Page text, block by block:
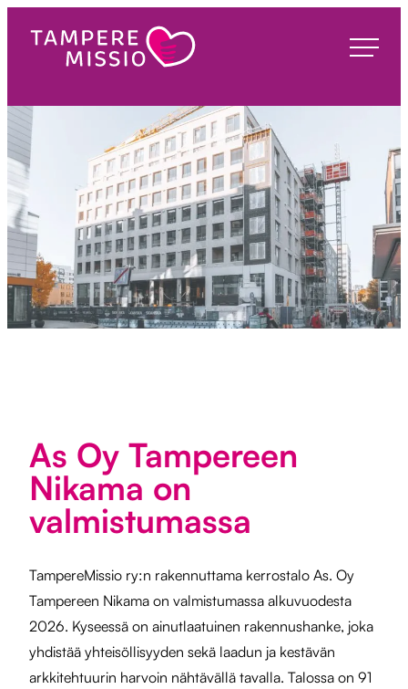
suoraan
sisältöön
TampereMissio
As Oy Tampereen
Nikama on
valmistumassa
TampereMissio ry:n rakennuttama kerrostalo As. Oy
Tampereen Nikama on valmistumassa alkuvuodesta
2026. Kyseessä on ainutlaatuinen rakennushanke, joka
yhdistää yhteisöllisyyden sekä laadun ja kestävän
arkkitehtuurin harvoin nähtävällä tavalla. Talossa on 91